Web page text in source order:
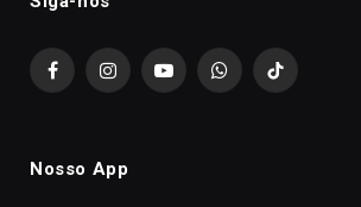
FacebookInstagramYouTubeWhatsAppTikTok
Nosso App